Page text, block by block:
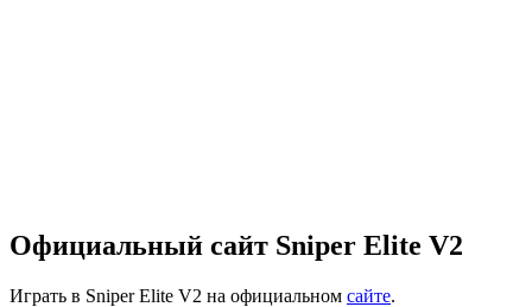
Официальный сайт Sniper Elite V2
Играть в Sniper Elite V2 на официальном сайте.